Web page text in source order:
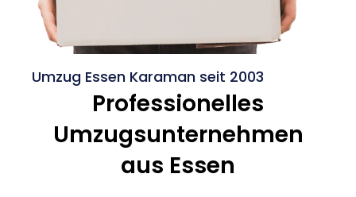
Umzug Essen Karaman seit 2003
Professionelles
Umzugsunternehmen
aus Essen